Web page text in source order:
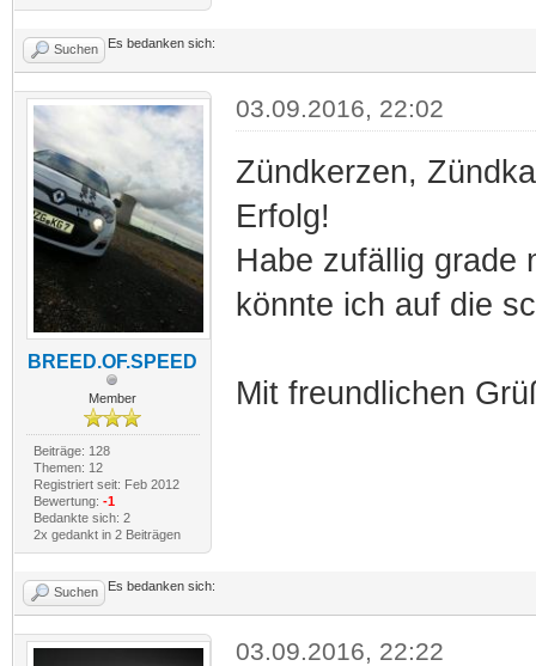
Suchen Es bedanken sich:
BREED.OF.SPEED
Member
Beiträge: 128
Themen: 12
Registriert seit: Feb 2012
Bewertung: -1
Bedankte sich: 2
2x gedankt in 2 Beiträgen
03.09.2016, 22:02
Zündkerzen,
Erfolg!
Habe zufällig grade
könnte ich auf die
Mit freundlichen
Suchen Es bedanken sich:
03.09.2016, 22:22